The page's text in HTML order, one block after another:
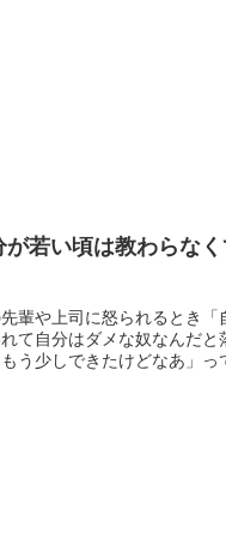
が若い頃は教わらな
輩や上司に怒られるとき
て自分はダメな奴なんだ
う少しできたけどなあ」っ